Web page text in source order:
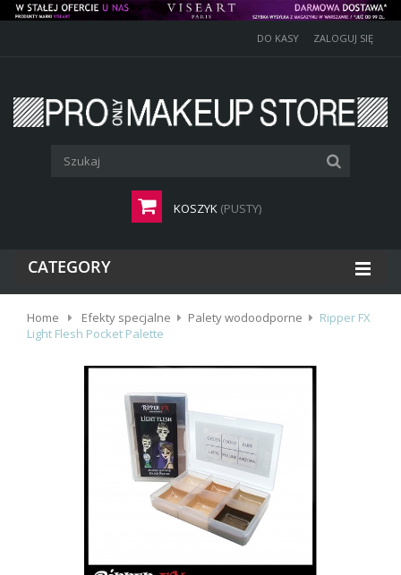
DO KASY ZALOGUJ SIĘ
KOSZYK (PUSTY)
CATEGORY
Home Efekty specjalne Palety wodoodporne
Ripper FX
Light Flesh Pocket Palette